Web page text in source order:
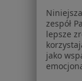
zespół
lepsze
jako